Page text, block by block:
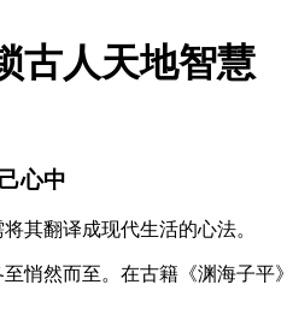
古人天地智慧
心中
其翻译成现代生活的心法。
悄然而至。在古籍《渊海子